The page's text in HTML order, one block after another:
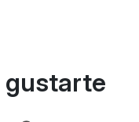
gustarte